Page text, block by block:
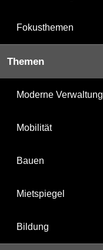
Fokusthemen
Themen
Moderne Verwaltung
Mobilität
Bauen
Mietspiegel
Bildung